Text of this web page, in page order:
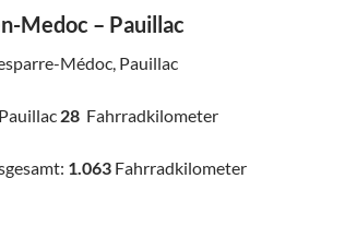
Medoc – Pauillac
Médoc, Pauillac
28 Fahrradkilometer
1.063 Fahrradkilometer